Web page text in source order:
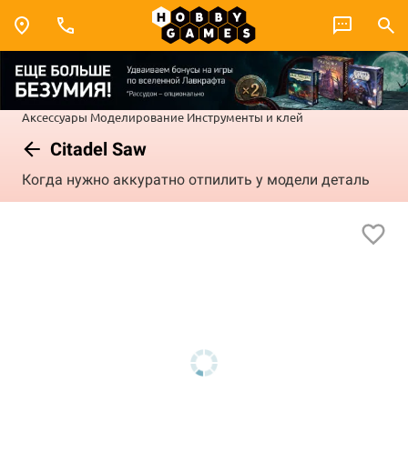
Аксессуары Моделирование Инструменты и клей
Citadel Saw
Когда нужно аккуратно отпилить у модели деталь